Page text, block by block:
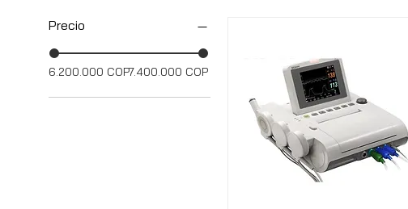
Precio
6.200.000 COP7.400.000 COP